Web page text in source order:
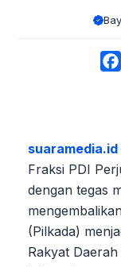
suaramedia.id
Fraksi PDI
dengan tegas
(Pilkada)
Rakyat